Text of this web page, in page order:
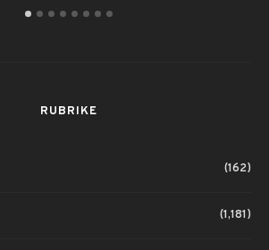
RUBRIKE
(162)
(1,181)